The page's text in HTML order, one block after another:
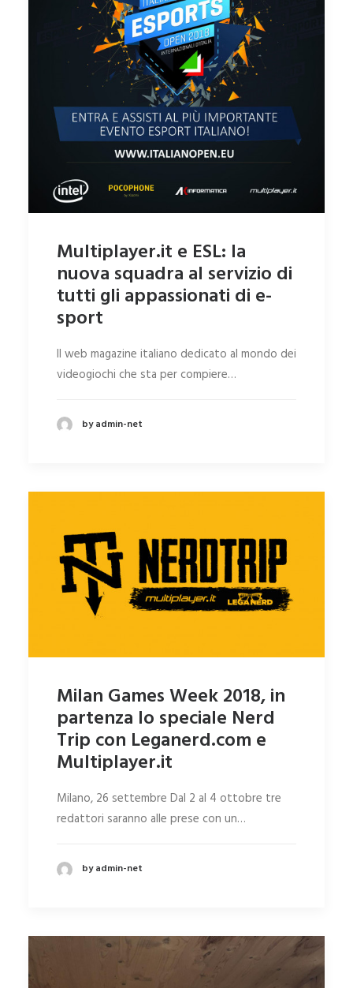
Multiplayer.it e ESL: la
nuova squadra al servizio di
tutti gli appassionati di e-
sport
Il web magazine italiano dedicato al mondo dei
videogiochi che sta per compiere…
by admin-net
Milan Games Week 2018, in
partenza lo speciale Nerd
Trip con Leganerd.com e
Multiplayer.it
Milano, 26 settembre Dal 2 al 4 ottobre tre
redattori saranno alle prese con un…
by admin-net